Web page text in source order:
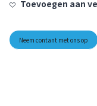
Toevoegen aan
Neem contant met ons op